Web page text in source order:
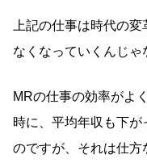
上記の仕事は時代の変
なくなっていくんじゃ
MRの仕事の効率がよ
時に、平均年収も下
のですが、それは仕方